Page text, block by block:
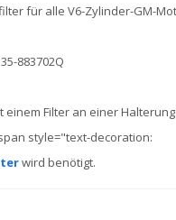
für alle V6-Zylinder-GM-
883702Q
einem Filter an einer
style="text-decoration:
wird benötigt.